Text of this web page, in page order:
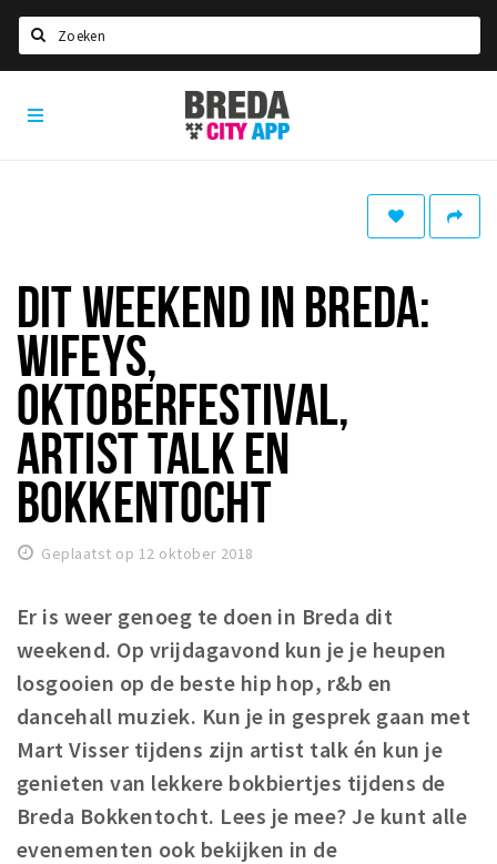
Home
Eten
Drinken
Slapen
Recreatief
Winkels
Winkelgebieden
Parkeren
Bezienswaardigheden
Musea, theaters & podia
Uitjes & activiteiten
Toeristische routes
Natuurgebieden
Baroniepoorten
Breda
City
App
DIT WEEKEND IN BREDA:
WIFEYS,
OKTOBERFESTIVAL,
ARTIST TALK EN
BOKKENTOCHT
Geplaatst op 12 oktober 2018
Er is weer genoeg te doen in Breda dit
weekend. Op vrijdagavond kun je je heupen
losgooien op de beste hip hop, r&b en
dancehall muziek. Kun je in gesprek gaan met
Mart Visser tijdens zijn artist talk én kun je
genieten van lekkere bokbiertjes tijdens de
Breda Bokkentocht. Lees je mee? Je kunt alle
evenementen ook bekijken in de